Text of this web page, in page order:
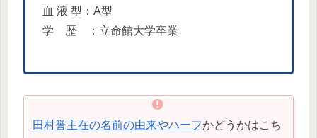
血 液 型：A型
学 歴 ：立命館大学卒業
田村誉主在の名前の由来やハーフかどうかはこち